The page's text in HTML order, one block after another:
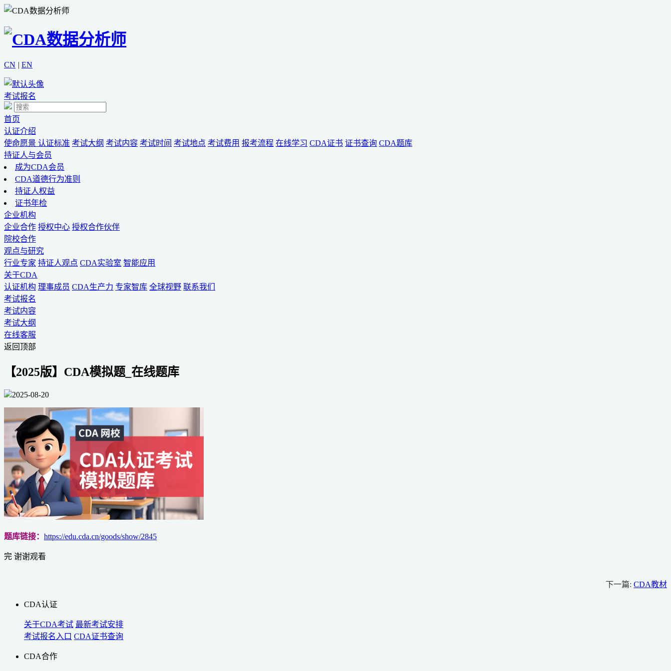
CN | EN
考试报名
首页
认证介绍
使命愿景 认证标准 考试大纲 考试内容 考试时间 考试地点 考试费用 报考流程 在线学习 CDA证书 证书查询 CDA题库
持证人与会员
成为CDA会员
CDA道德行为准则
持证人权益
证书年检
企业机构
企业合作 授权中心 授权合作伙伴
院校合作
观点与研究
行业专家 持证人观点 CDA实验室 智能应用
关于CDA
认证机构 理事成员 CDA生产力 专家智库 全球视野 联系我们
考试报名
考试内容
考试大纲
在线客服
返回顶部
【2025版】CDA模拟题_在线题库
2025-08-20
题库链接： https://edu.cda.cn/goods/show/2845
完 谢谢观看
下一篇: CDA教材
CDA认证
关于CDA考试 最新考试安排
考试报名入口 CDA证书查询
CDA合作